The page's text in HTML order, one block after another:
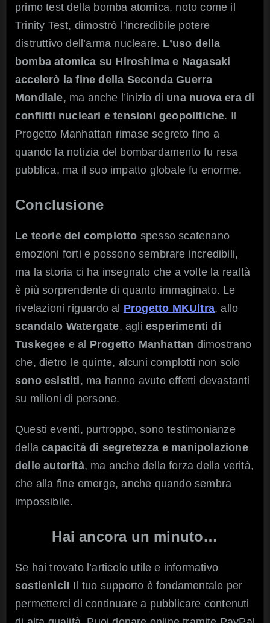
primo test della bomba atomica, noto come il
Trinity Test, dimostrò l’incredibile potere
distruttivo dell’arma nucleare. L’uso della
bomba atomica su Hiroshima e Nagasaki
accelerò la fine della Seconda Guerra
Mondiale, ma anche l’inizio di una nuova era di
conflitti nucleari e tensioni geopolitiche. Il
Progetto Manhattan rimase segreto fino a
quando la notizia del bombardamento fu resa
pubblica, ma il suo impatto globale fu enorme.
Conclusione
Le teorie del complotto spesso scatenano
emozioni forti e possono sembrare incredibili,
ma la storia ci ha insegnato che a volte la realtà
è più sorprendente di quanto immaginato. Le
rivelazioni riguardo al Progetto MKUltra, allo
scandalo Watergate, agliesperimenti di
Tuskegee e al Progetto Manhattan dimostrano
che, dietro le quinte, alcuni complotti non solo
sono esistiti, ma hanno avuto effetti devastanti
su milioni di persone.
Questi eventi, purtroppo, sono testimonianze
dellacapacità di segretezza e manipolazione
delle autorità, ma anche della forza della verità,
che alla fine emerge, anche quando sembra
impossibile.
Hai ancora un minuto…
Se hai trovato l’articolo utile e informativo
sostienici! Il tuo supporto è fondamentale per
permetterci di continuare a pubblicare contenuti